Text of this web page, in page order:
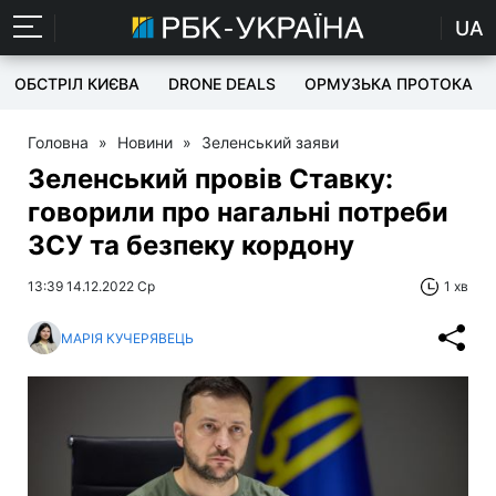
UA
ОБСТРІЛ КИЄВА DRONE DEALS ОРМУЗЬКА ПРОТОКА
Головна » Новини » Зеленський заяви
Зеленський провів Ставку:
говорили про нагальні потреби
ЗСУ та безпеку кордону
13:39 14.12.2022 Ср 1 хв
МАРІЯ КУЧЕРЯВЕЦЬ